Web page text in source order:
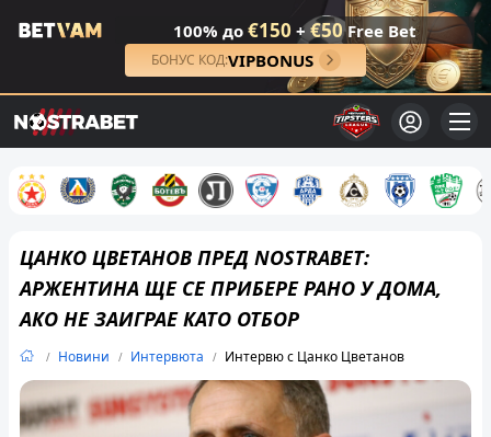
100% до €150 + €50Free Bet
БОНУС КОД:VIPBONUS
ЦАНКО ЦВЕТАНОВ ПРЕД NOSTRABET:
АРЖЕНТИНА ЩЕ СЕ ПРИБЕРЕ РАНО У ДОМА,
АКО НЕ ЗАИГРАЕ КАТО ОТБОР
Новини Интервюта Интервю с Цанко Цветанов